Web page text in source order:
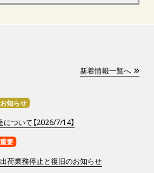
新着情報一覧へ
お知らせ
ついて【2026/7/14】
重要
出荷業務停止と復旧のお知らせ